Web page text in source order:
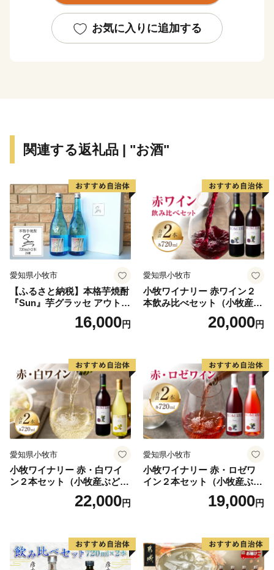
お気に入りに追加する
関連する返礼品 | "お酒"
愛知県小牧市
【ふるさと納税】本格芋焼酎
『Sun』芋グラッセ アウトド
ア ソロキャンプ ベランピン
グ 巣ごもり 就労支援16,000円
愛知県小牧市
小牧ワイナリー 赤ワイン２
本飲み比べセット（小牧産ぶ
どう100％使用）20,000円
愛知県小牧市
小牧ワイナリー 赤・白ワイ
ン２本セット（小牧産ぶどう
22,000円
愛知県小牧市
小牧ワイナリー 赤・ロゼワ
イン２本セット（小牧産ぶど
19,000円